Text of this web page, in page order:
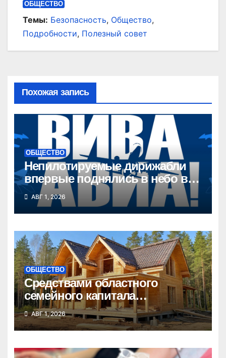
ОБЩЕСТВО
Темы: Безопасность, Общество,
Подробности, Полезный совет
Похожая запись
ОБЩЕСТВО
Непилотируемые дирижабли
впервые поднялись в небо в
Новосибирской области
АВГ 1, 2026
ОБЩЕСТВО
Средствами областного
семейного капитала
воспользовались почти 50
тысяч семей
АВГ 1, 2026